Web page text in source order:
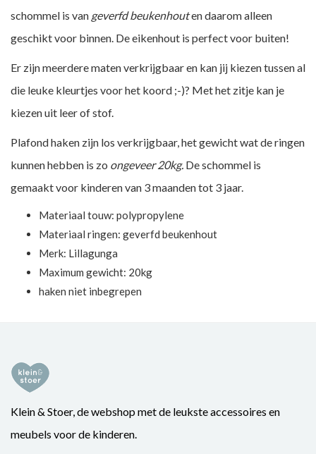
schommel is van geverfd beukenhouten daarom alleen
geschikt voor binnen. De eikenhout is perfect voor buiten!
Er zijn meerdere maten verkrijgbaar en kan jij kiezen tussen al
die leuke kleurtjes voor het koord ;-)? Met het zitje kan je
kiezen uit leer of stof.
Plafond haken zijn los verkrijgbaar, het gewicht wat de ringen
kunnen hebben is zo ongeveer 20kg. De schommel is
gemaakt voor kinderen van 3 maanden tot 3 jaar.
Materiaal touw: polypropylene
Materiaal ringen: geverfd beukenhout
Merk: Lillagunga
Maximum gewicht: 20kg
haken niet inbegrepen
Klein & Stoer, de webshop met de leukste accessoires en
meubels voor de kinderen.